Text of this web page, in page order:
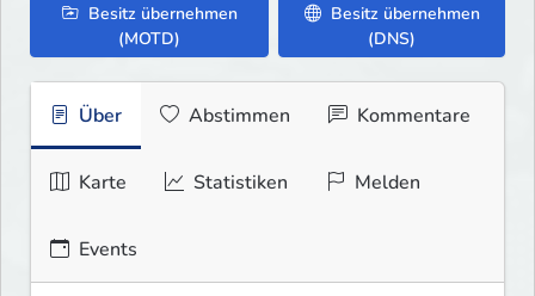
Besitz übernehmen
(MOTD)
Besitz übernehmen
(DNS)
Über Abstimmen Kommentare
Karte Statistiken Melden
Events